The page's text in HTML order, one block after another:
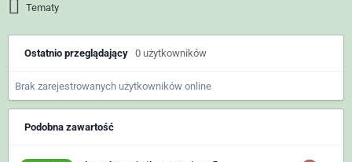
Tematy
Ostatnio przeglądający 0 użytkowników
Brak zarejestrowanych użytkowników online
Podobna zawartość